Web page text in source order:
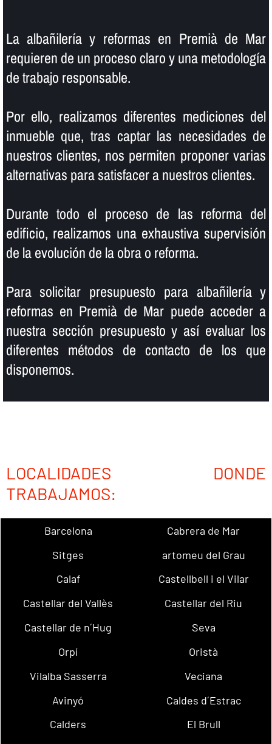
La albañilerí­a y reformas en Premià de Mar
requieren de un proceso claro y una metodologí­a
de trabajo responsable.
Por ello, realizamos diferentes mediciones del
inmueble que, tras captar las necesidades de
nuestros clientes, nos permiten proponer varias
alternativas para satisfacer a nuestros clientes.
Durante todo el proceso de las reforma del
edificio, realizamos una exhaustiva supervisión
de la evolución de la obra o reforma.
Para solicitar presupuesto para albañilerí­a y
reformas en Premià de Mar puede acceder a
nuestra sección presupuesto y así­ evaluar los
diferentes métodos de contacto de los que
disponemos.
LOCALIDADES DONDE
TRABAJAMOS:
Barcelona
Cabrera de Mar
Sitges
artomeu del Grau
Calaf
Castellbell i el Vilar
Castellar del Vallès
Castellar del Riu
Castellar de n´Hug
Seva
Orpí
Oristà
Vilalba Sasserra
Veciana
Avinyó
Caldes d´Estrac
Calders
El Brull